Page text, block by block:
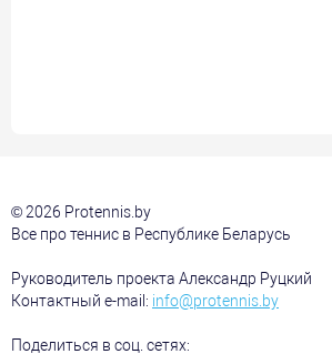
© 2026 Protennis.by
Все про теннис в Республике Беларусь
Руководитель проекта Александр Руцкий
Контактный e-mail: info@protennis.by
Поделиться в соц. сетях: